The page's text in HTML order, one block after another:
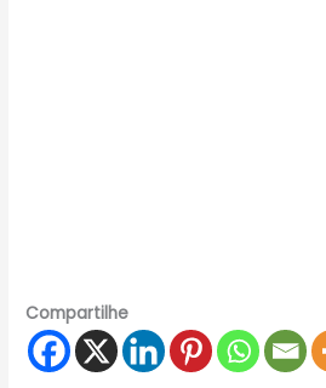
Compartilhe